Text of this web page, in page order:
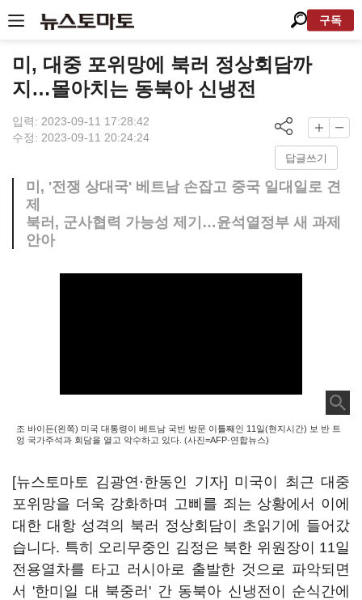
구독
미, 대중 포위망에 북러 정상회담까
지…몰아치는 동북아 신냉전
입력: 2023-09-11 17:28:42
수정: 2023-09-11 20:24:24
답글쓰기
미, '전쟁 상대국' 베트남 손잡고 중국 일대일로 견
제
북러, 군사협력 가능성 제기…윤석열정부 새 과제
안아
조 바이든(왼쪽) 미국 대통령이 베트남 국빈 방문 이틀째인 11일(현지시간) 보 반 트
엉 국가주석과 회담을 열고 악수하고 있다. (사진=AFP·연합뉴스)
[뉴스토마토 김광연·한동인 기자] 미국이 최근 대중
포위망을 더욱 강화하며 고삐를 죄는 상황에서 이에
대한 대항 성격의 북러 정상회담이 초읽기에 들어갔
습니다. 특히 오리무중인 김정은 북한 위원장이 11일
전용열차를 타고 러시아로 출발한 것으로 파악되면
서 '한미일 대 북중러' 간 동북아 신냉전이 순식간에